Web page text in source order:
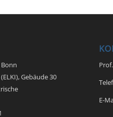
Gebäude 30
E-